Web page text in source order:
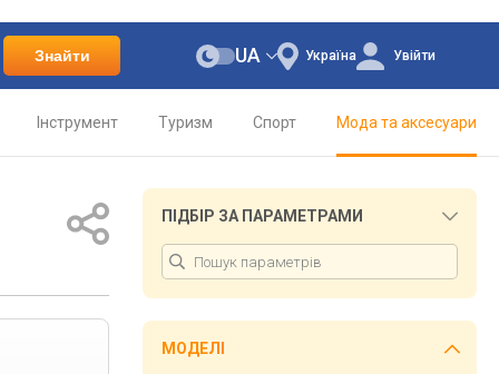
Знайти Україна
UA Увійти
Інструмент Туризм Спорт Мода та аксесуари
ПІДБІР ЗА ПАРАМЕТРАМИ
МОДЕЛІ